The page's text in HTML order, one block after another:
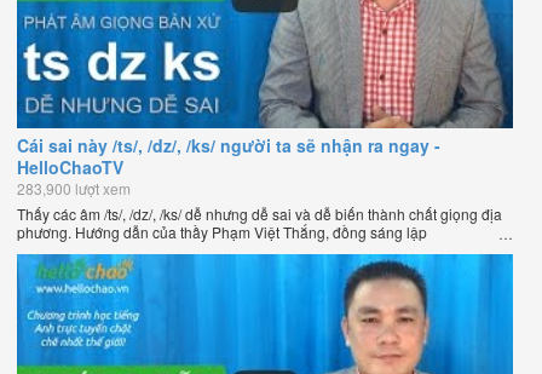
Cái sai này /ts/, /dz/, /ks/ người ta sẽ nhận ra ngay -
HelloChaoTV
283,900 lượt xem
Thấy các âm /ts/, /dz/, /ks/ dễ nhưng dễ sai và dễ biến thành chất giọng địa
phương. Hướng dẫn của thầy Phạm Việt Thắng, đồng sáng lập
HelloChao.vn - Chương trình dạy tiếng Anh trực tuyến chặt chẽ nhất thế
giới.